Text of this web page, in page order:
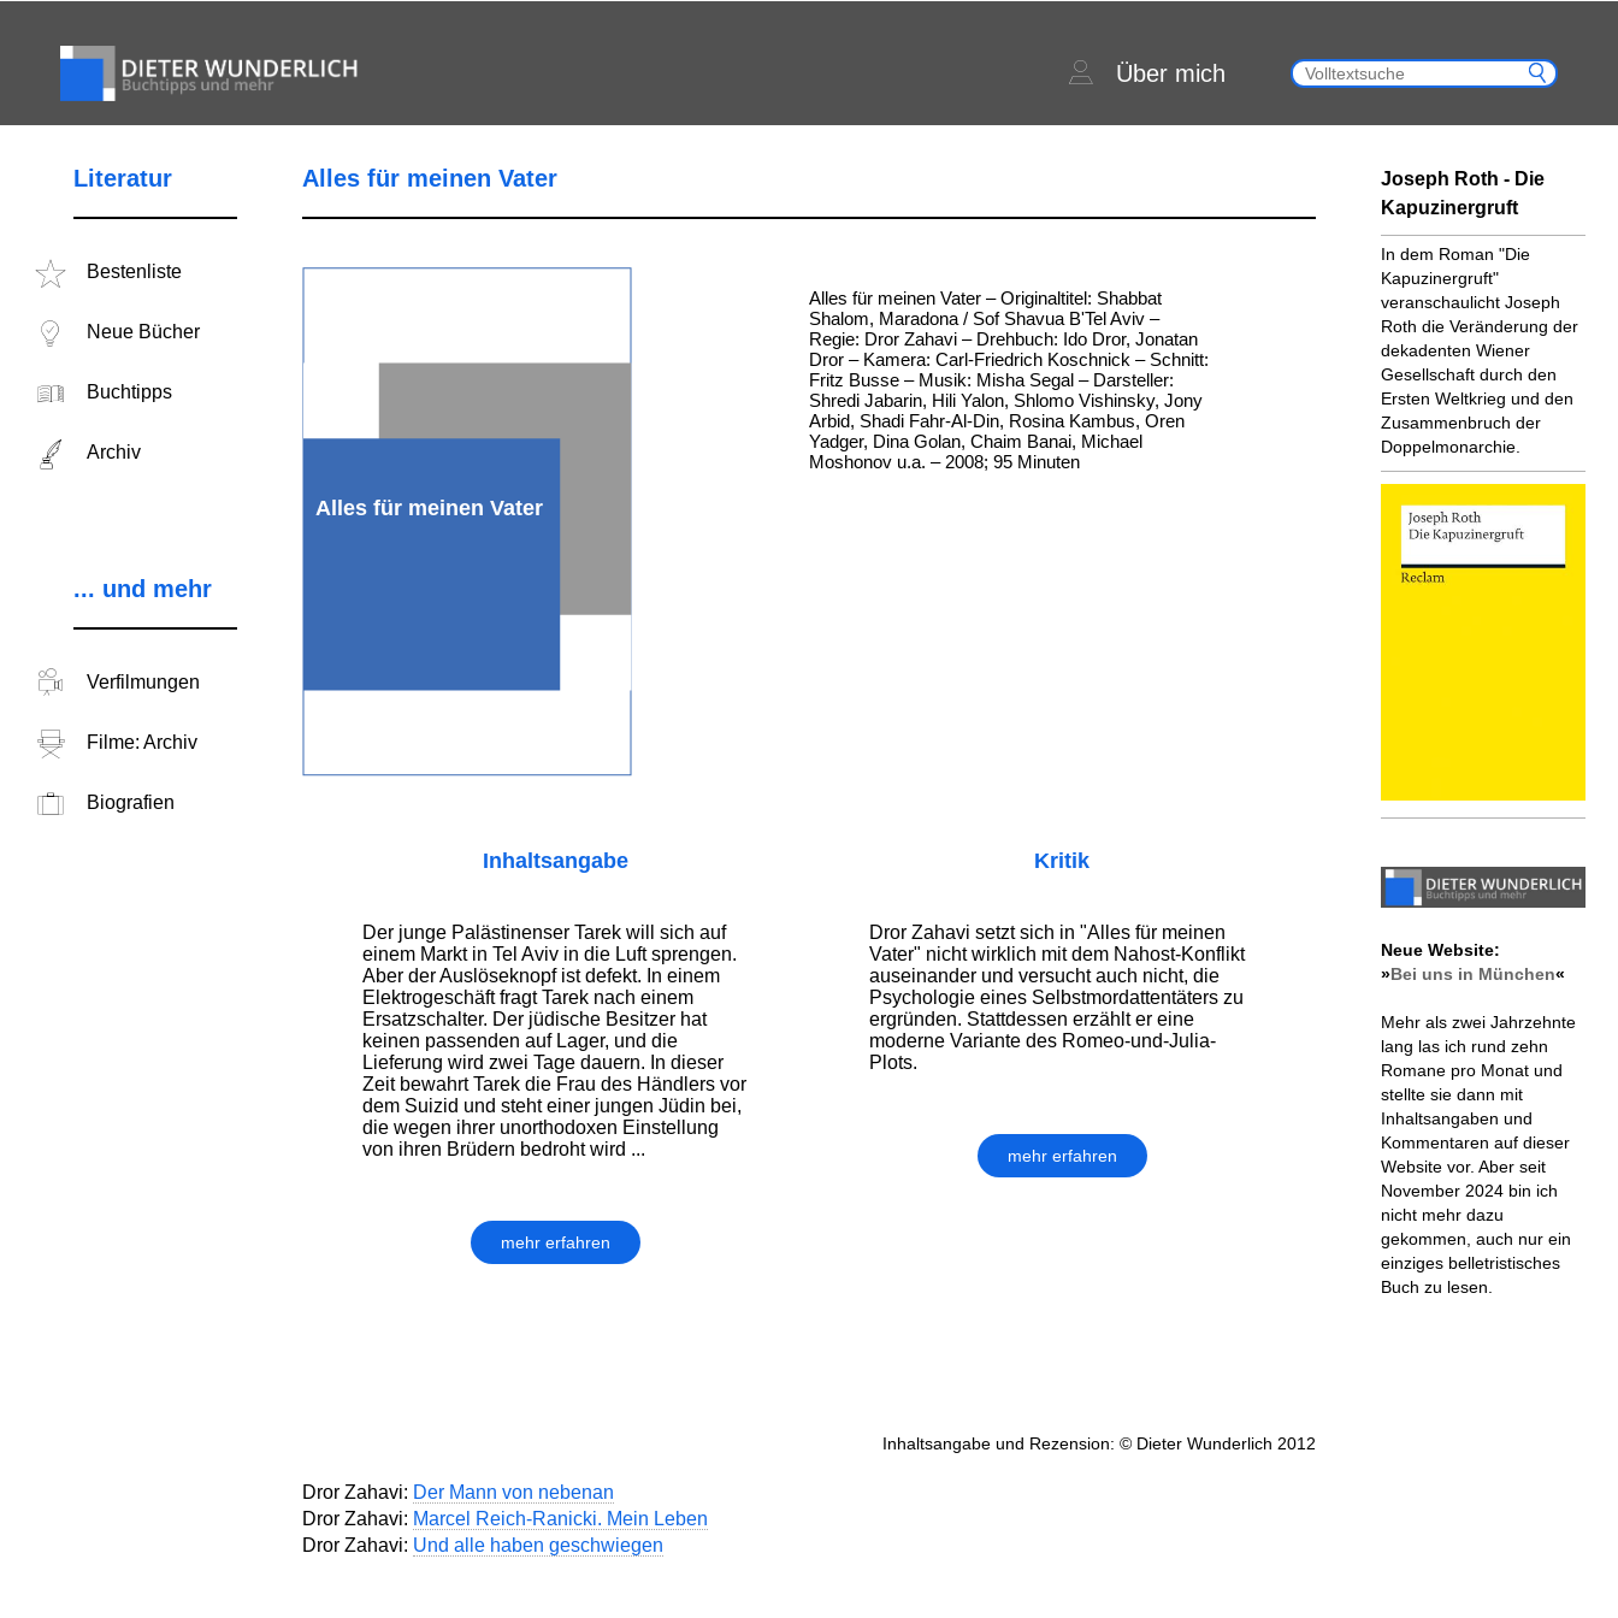
Über mich
Literatur
Bestenliste
Neue Bücher
Buchtipps
Archiv
... und mehr
Verfilmungen
Filme: Archiv
Biografien
Alles für meinen Vater
Alles für meinen Vater
Alles für meinen Vater – Originaltitel: Shabbat
Shalom, Maradona / Sof Shavua B'Tel Aviv –
Regie: Dror Zahavi – Drehbuch: Ido Dror, Jonatan
Dror – Kamera: Carl-Friedrich Koschnick – Schnitt:
Fritz Busse – Musik: Misha Segal – Darsteller:
Shredi Jabarin, Hili Yalon, Shlomo Vishinsky, Jony
Arbid, Shadi Fahr-Al-Din, Rosina Kambus, Oren
Yadger, Dina Golan, Chaim Banai, Michael
Moshonov u.a. – 2008; 95 Minuten
Inhaltsangabe
Der junge Palästinenser Tarek will sich auf
einem Markt in Tel Aviv in die Luft sprengen.
Aber der Auslöseknopf ist defekt. In einem
Elektrogeschäft fragt Tarek nach einem
Ersatzschalter. Der jüdische Besitzer hat
keinen passenden auf Lager, und die
Lieferung wird zwei Tage dauern. In dieser
Zeit bewahrt Tarek die Frau des Händlers vor
dem Suizid und steht einer jungen Jüdin bei,
die wegen ihrer unorthodoxen Einstellung
von ihren Brüdern bedroht wird ...
mehr erfahren
Kritik
Dror Zahavi setzt sich in "Alles für meinen
Vater" nicht wirklich mit dem Nahost-Konflikt
auseinander und versucht auch nicht, die
Psychologie eines Selbstmordattentäters zu
ergründen. Stattdessen erzählt er eine
moderne Variante des Romeo-und-Julia-
Plots.
mehr erfahren
Inhaltsangabe und Rezension: © Dieter Wunderlich 2012
Dror Zahavi: Der Mann von nebenan
Dror Zahavi: Marcel Reich-Ranicki. Mein Leben
Dror Zahavi: Und alle haben geschwiegen
Joseph Roth - Die
Kapuzinergruft
In dem Roman "Die
Kapuzinergruft"
veranschaulicht Joseph
Roth die Veränderung der
dekadenten Wiener
Gesellschaft durch den
Ersten Weltkrieg und den
Zusammenbruch der
Doppelmonarchie.
Neue Website:
»Bei uns in München«
Mehr als zwei Jahrzehnte
lang las ich rund zehn
Romane pro Monat und
stellte sie dann mit
Inhaltsangaben und
Kommentaren auf dieser
Website vor. Aber seit
November 2024 bin ich
nicht mehr dazu
gekommen, auch nur ein
einziges belletristisches
Buch zu lesen.